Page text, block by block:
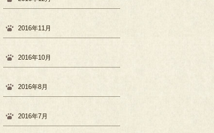
2016年11月
2016年10月
2016年8月
2016年7月